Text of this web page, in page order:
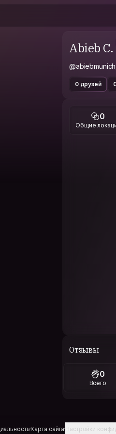
Abieb C.
0 друзей
0
Общие
Отзывы
0
Всего
Карта сайтаНастройки